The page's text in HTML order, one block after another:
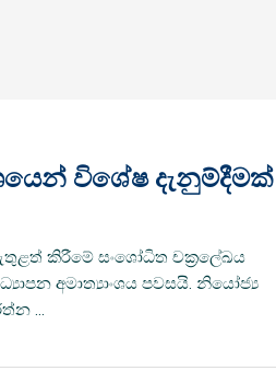
විශේෂ දැනුම්දීමක්
කිරීමේ සංශෝධිත චක්‍රලේඛය
අමාත්‍යාංශය පවසයි. නියෝජ්‍ය
…